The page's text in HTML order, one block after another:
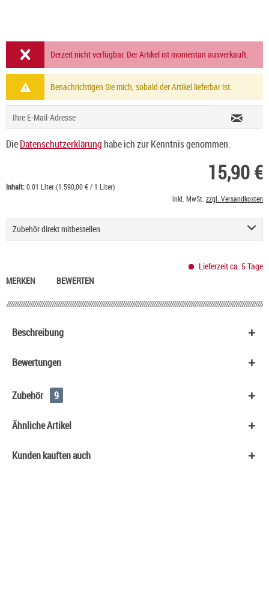
Derzeit nicht verfügbar. Der Artikel ist momentan ausverkauft.
Benachrichtigen Sie mich, sobald der Artikel lieferbar ist.
DieDatenschutzerklärung habe ich zur Kenntnis genommen.
15,90 €
Inhalt:0.01 Liter (1.590,00 € / 1 Liter)
inkl. MwSt. zzgl. Versandkosten
Zubehör direkt mitbestellen
6,50 €
Nikotinsalz Shot UltraBio 20 mg/ml
Ültje Erdnüsse geröstet & gesalzen
1,40 €
HeulNichtRum Wave Edition
36,90 €
Lieferzeit ca. 5 Tage
MERKEN
BEWERTEN
Beschreibung
Bewertungen
Zubehör 9
Ähnliche Artikel
Kunden kauften auch